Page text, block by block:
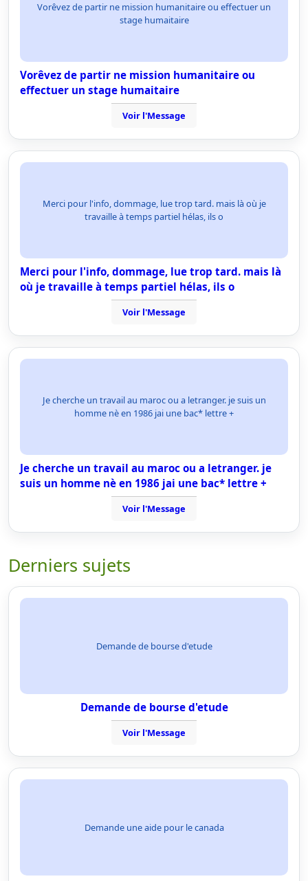
Vorêvez de partir ne mission humanitaire ou effectuer un
stage humaitaire
Vorêvez de partir ne mission humanitaire ou
effectuer un stage humaitaire
Voir l'Message
Merci pour l'info, dommage, lue trop tard. mais là où je
travaille à temps partiel hélas, ils o
Merci pour l'info, dommage, lue trop tard. mais là
où je travaille à temps partiel hélas, ils o
Voir l'Message
Je cherche un travail au maroc ou a letranger. je suis un
homme nè en 1986 jai une bac* lettre +
Je cherche un travail au maroc ou a letranger. je
suis un homme nè en 1986 jai une bac* lettre +
Voir l'Message
Derniers sujets
Demande de bourse d'etude
Demande de bourse d'etude
Voir l'Message
Demande une aide pour le canada